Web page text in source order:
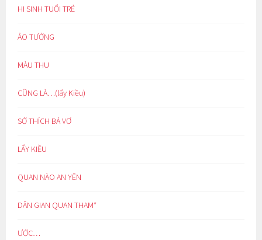
HI SINH TUỔI TRẺ
ẢO TƯỞNG
MÀU THU
CŨNG LÀ…(lẩy Kiều)
SỞ THÍCH BÁ VƠ
LẨY KIỀU
QUAN NÀO AN YÊN
DÂN GIAN QUAN THAM*
ƯỚC…